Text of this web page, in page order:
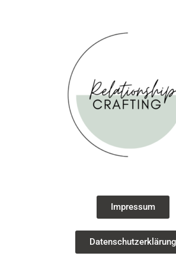
Impressum
Datenschutzerklärung